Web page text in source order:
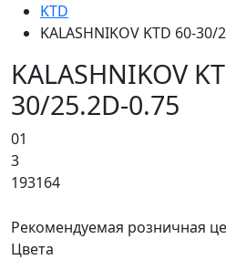
KTD
KALASHNIKOV KTD 60-30/
KALASHNIKOV
30/25.2D-0.75
01
3
193164
Рекомендуемая розничная
Цвета